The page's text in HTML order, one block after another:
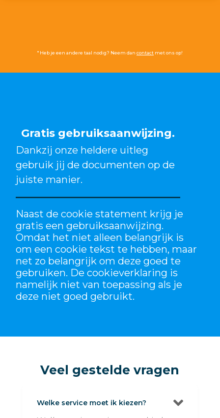
* Heb je een andere taal nodig? Neem dan contact met ons op!
Gratis gebruiksaanwijzing.
Dankzij onze heldere uitleg
gebruik jij de documenten op de
juiste manier.
Naast de cookie statement krijg je
gratis een gebruiksaanwijzing.
Omdat het niet alleen belangrijk is
om een cookie tekst te hebben, maar
net zo belangrijk om deze goed te
gebruiken. De cookieverklaring is
namelijk niet van toepassing als je
deze niet goed gebruikt.
Veel gestelde vragen
Welke service moet ik kiezen? 